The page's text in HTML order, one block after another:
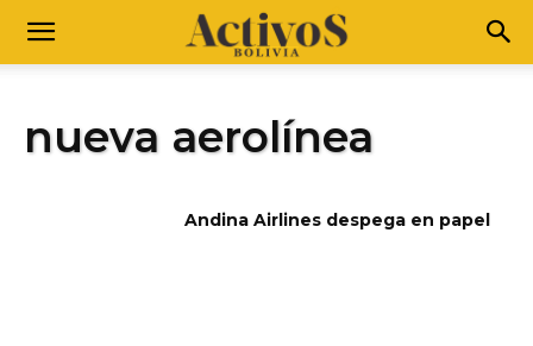
nueva aerolínea
Andina Airlines despega en papel